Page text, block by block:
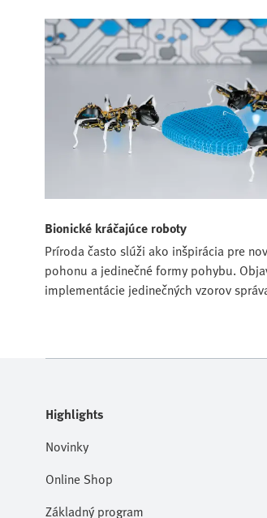
Bionické kráčajúce roboty
Príroda často slúži ako inšpirácia pre
pohonu a jedinečné formy pohybu.
implementácie jedinečných vzorov
Highlights
Novinky
Online Shop
Základný program